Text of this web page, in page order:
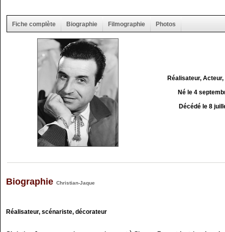
Fiche complète Biographie Filmographie Photos
Réalisateur,
Né le 4
Décédé le 8
Biographie Christian-Jaque
Réalisateur, scénariste, décorateur